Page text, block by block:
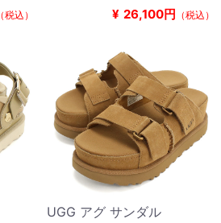
（税込） ¥ 26,100円 （税込）
UGG アグ サンダル